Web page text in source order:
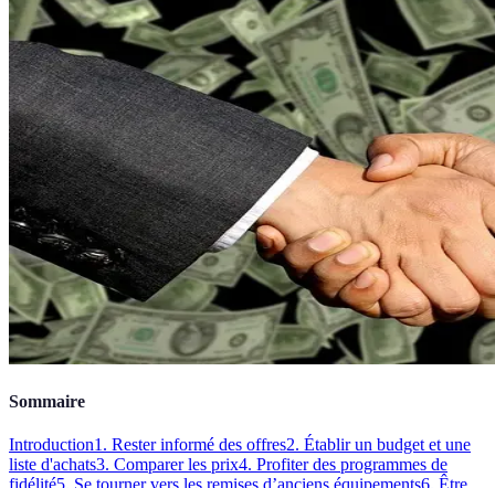
Sommaire
Introduction1. Rester informé des offres2. Établir un budget et une
liste d'achats3. Comparer les prix4. Profiter des programmes de